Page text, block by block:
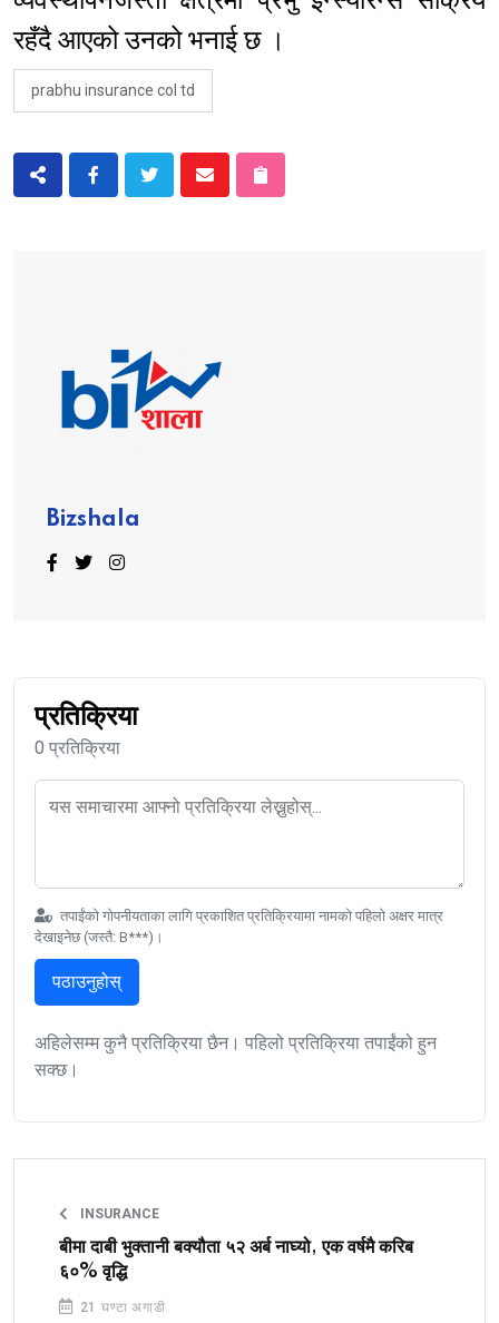
रहँदै आएको उनको भनाई छ ।
prabhu insurance col td
Bizshala
प्रतिक्रिया
0 प्रतिक्रिया
तपाईंको गोपनीयताका लागि प्रकाशित प्रतिक्रियामा नामको पहिलो अक्षर मात्र
देखाइनेछ (जस्तै: B***)।
पठाउनुहोस्
अहिलेसम्म कुनै प्रतिक्रिया छैन। पहिलो प्रतिक्रिया तपाईंको हुन
सक्छ।
INSURANCE
बीमा दाबी भुक्तानी बक्यौता ५२ अर्ब नाघ्यो, एक वर्षमै करिब
६०% वृद्धि
21 घण्टा अगाडी